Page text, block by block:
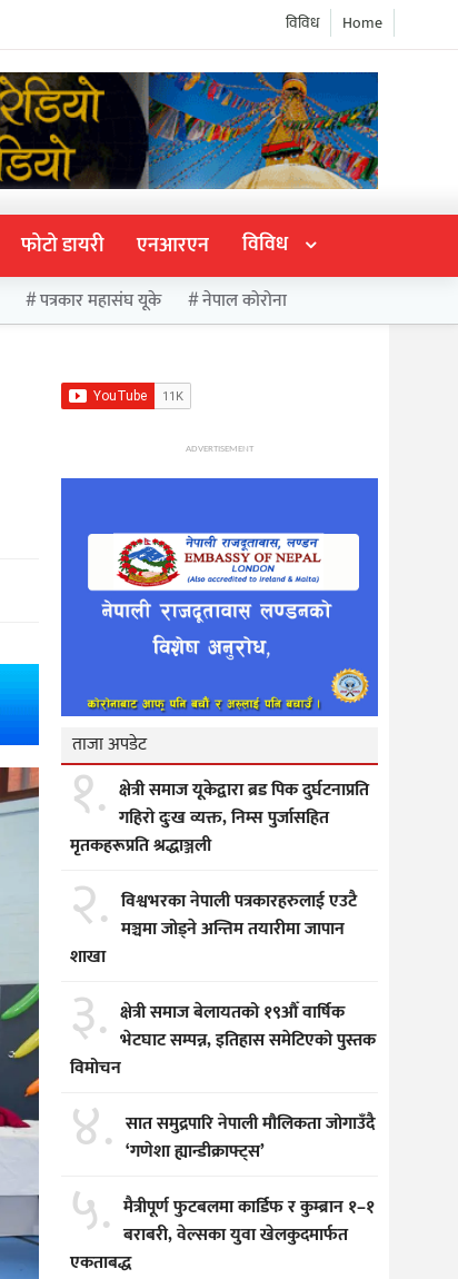
Home
विविध
फोटो डायरी एनआरएन विविध
पत्रकार महासंघ यूके नेपाल कोरोना
ADVERTISEMENT
ताजा अपडेट
१. क्षेत्री समाज यूकेद्वारा ब्रड पिक दुर्घटनाप्रति
गहिरो दुःख व्यक्त, निम्स पुर्जासहित
मृतकहरूप्रति श्रद्धाञ्जली
२. विश्वभरका नेपाली पत्रकारहरुलाई एउटै
मञ्चमा जोड्ने अन्तिम तयारीमा जापान
शाखा
३. क्षेत्री समाज बेलायतको १९औँ वार्षिक
भेटघाट सम्पन्न, इतिहास समेटिएको पुस्तक
विमोचन
४. सात समुद्रपारि नेपाली मौलिकता जोगाउँदै
‘गणेशा ह्यान्डीक्राफ्ट्स’
५. मैत्रीपूर्ण फुटबलमा कार्डिफ र कुम्ब्रान १–१
बराबरी, वेल्सका युवा खेलकुदमार्फत
एकताबद्ध